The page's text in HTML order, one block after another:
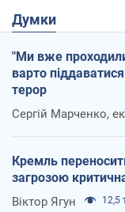
Думки
"Ми вже
варто
терор
Сергій Марченко,
Кремль
загрозою
Віктор Ягун 12,5